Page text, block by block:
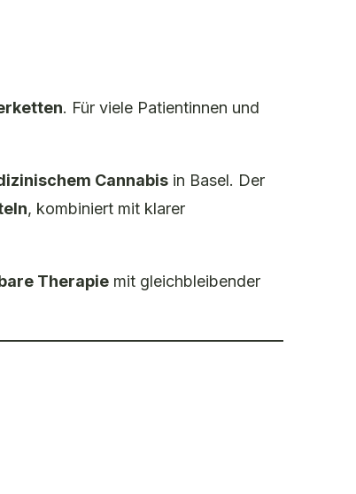
. Für viele Patientinnen und
Cannabis in Basel. Der
, kombiniert mit klarer
Therapie mit gleichbleibender